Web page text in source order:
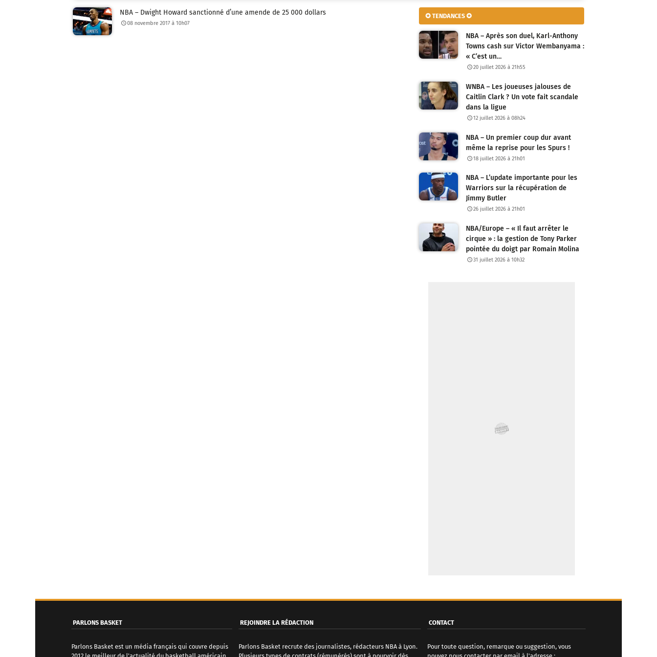
NBA – Dwight Howard sanctionné d’une amende de 25 000 dollars
08 novembre 2017 à 10h07
✪ TENDANCES ✪
NBA – Après son duel, Karl-Anthony
Towns cash sur Victor Wembanyama :
« C’est un…
20 juillet 2026 à 21h55
WNBA – Les joueuses jalouses de
Caitlin Clark ? Un vote fait scandale
dans la ligue
12 juillet 2026 à 08h24
NBA – Un premier coup dur avant
même la reprise pour les Spurs !
18 juillet 2026 à 21h01
NBA – L’update importante pour les
Warriors sur la récupération de
Jimmy Butler
26 juillet 2026 à 21h01
NBA/Europe – « Il faut arrêter le
cirque » : la gestion de Tony Parker
pointée du doigt par Romain Molina
31 juillet 2026 à 10h32
PARLONS BASKET
Parlons Basket est un média français qui couvre depuis
REJOINDRE LA RÉDACTION
Parlons Basket recrute des journalistes, rédacteurs NBA à Lyon.
CONTACT
Pour toute question, remarque ou suggestion, vous